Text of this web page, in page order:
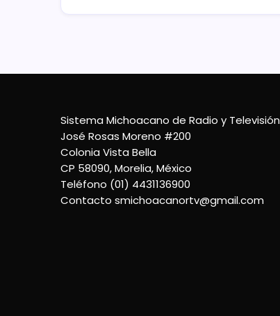
Sistema Michoacano de Radio y Televisión
José Rosas Moreno #200
Colonia Vista Bella
CP 58090, Morelia, México
Teléfono (01) 4431136900
Contacto smichoacanortv@gmail.com